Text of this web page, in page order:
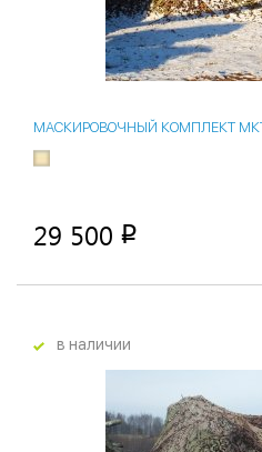
МАСКИРОВОЧНЫЙ КОМПЛЕКТ
29 500 p
в наличии